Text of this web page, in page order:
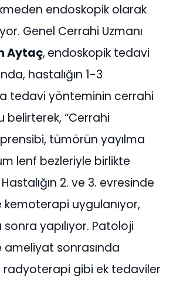
endoskopik olarak
Genel Cerrahi Uzmanı
Aytaç, endoskopik tedavi
hastalığın 1-3
tedavi yönteminin cerrahi
belirterek, “Cerrahi
tümörün yayılma
lenf bezleriyle birlikte
Hastalığın 2. ve 3. evresinde
kemoterapi uygulanıyor,
yapılıyor. Patoloji
sonrasında
gibi ek tedaviler